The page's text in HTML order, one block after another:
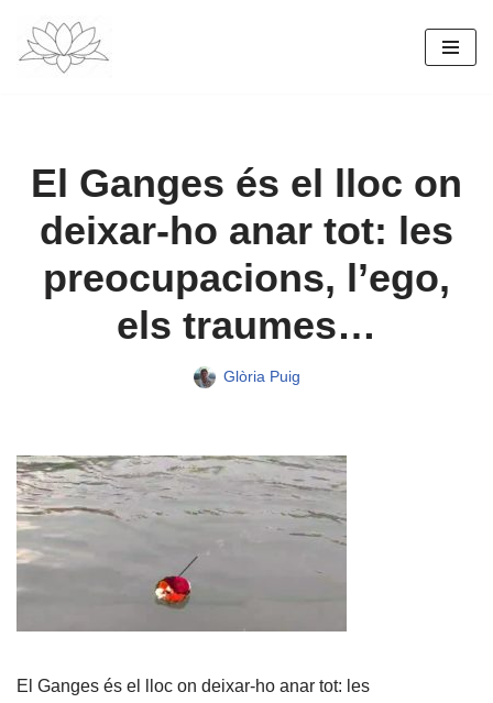
Vés
El Ganges és el lloc on
deixar-ho anar tot: les
preocupacions, l’ego,
els traumes…
Glòria Puig
El Ganges és el lloc on deixar-ho anar tot: les